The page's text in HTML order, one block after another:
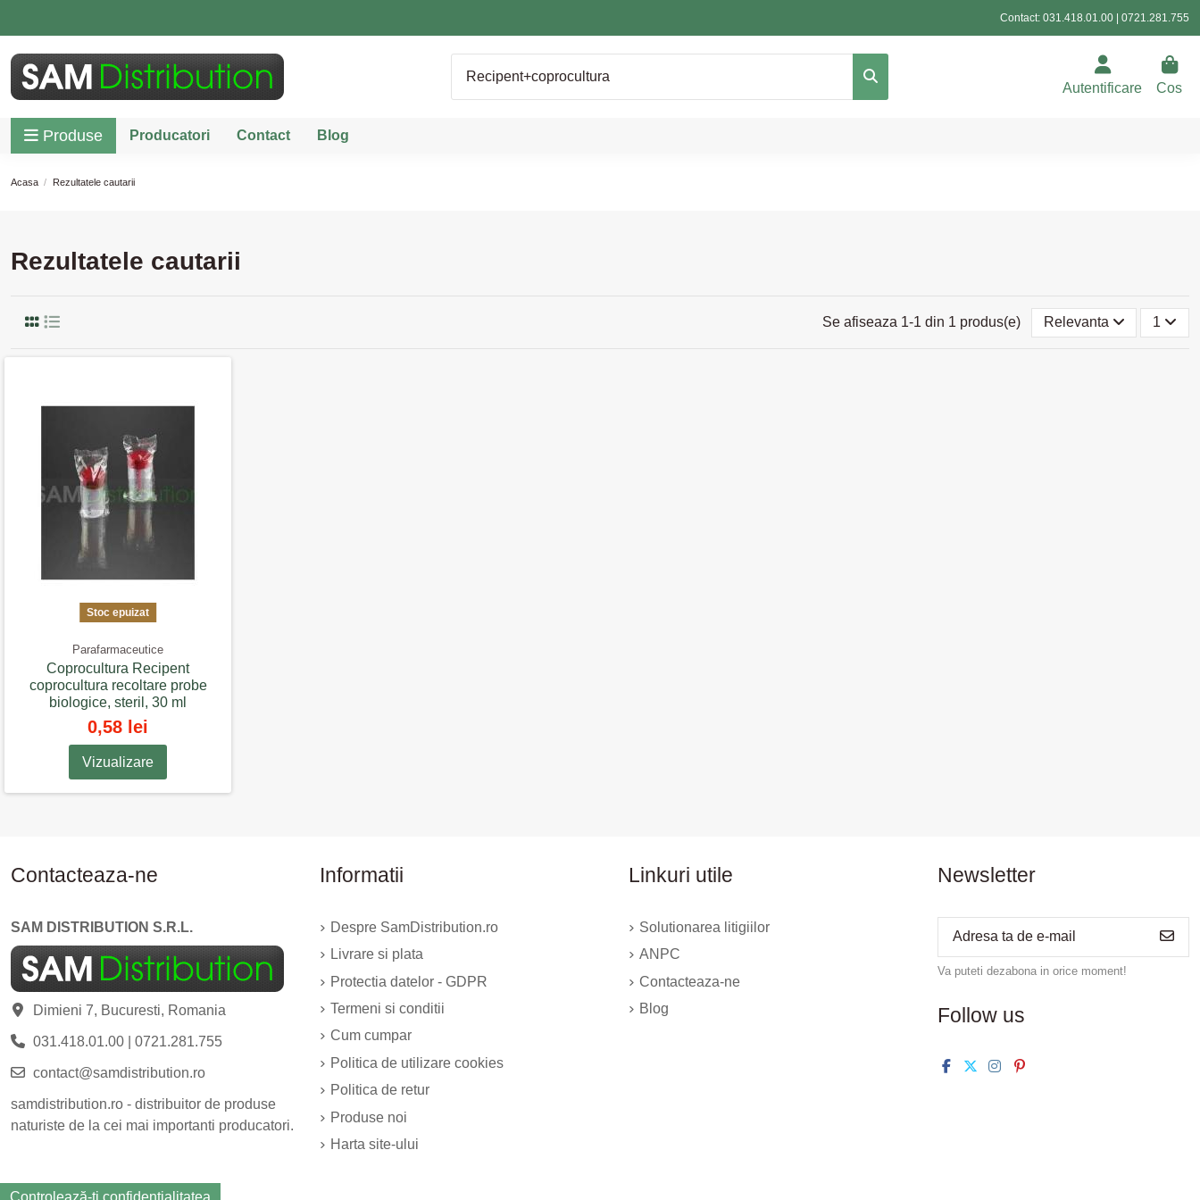
Contact: 031.418.01.00 0721.281.755
Autentificare Cos
Produse Producatori Contact Blog
Acasa Rezultatele cautarii
Rezultatele cautarii
Se afiseaza 1-1 din 1 produs(e) Relevanta 1
Stoc epuizat
Parafarmaceutice
Coprocultura Recipent
coprocultura recoltare probe
biologice, steril, 30 ml
0,58 lei
Vizualizare
Contacteaza-ne
SAM DISTRIBUTION S.R.L.
Dimieni 7, Bucuresti, Romania
031.418.01.00| 0721.281.755
contact@samdistribution.ro
samdistribution.ro - distribuitor de produse
naturiste de la cei mai importanti producatori.
Informatii
Despre SamDistribution.ro
Livrare si plata
Protectia datelor - GDPR
Termeni si conditii
Cum cumpar
Politica de utilizare cookies
Politica de retur
Produse noi
Harta site-ului
Linkuri utile
Solutionarea litigiilor
ANPC
Contacteaza-ne
Blog
Newsletter
Va puteti dezabona in orice moment!
Follow us
Controlează-ți confidențialitatea